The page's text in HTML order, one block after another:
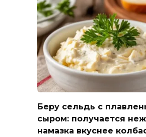
Беру сельдь с
сыром: получается
намазка вкуснее